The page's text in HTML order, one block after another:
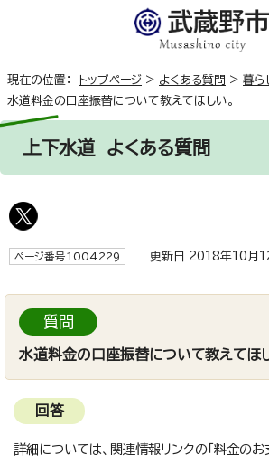
現在の位置： トップページ > よくある質問 > 暮ら
水道料金の口座振替について教えてほしい。
上下水道 よくある質問
ページ番号1004229 更新日 2018年10月
質問
水道料金の口座振替について教えてほし
回答
詳細については、関連情報リンクの「料金の